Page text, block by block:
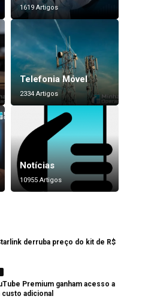
1619 Artigos
Telefonia Móvel
2334 Artigos
Notícias
10955 Artigos
derruba preço do kit de R$
Premium ganham acesso a
adicional